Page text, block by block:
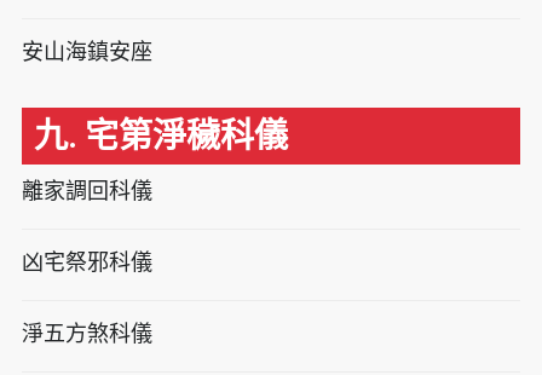
安山海鎮安座
九. 宅第淨穢科儀
離家調回科儀
凶宅祭邪科儀
淨五方煞科儀